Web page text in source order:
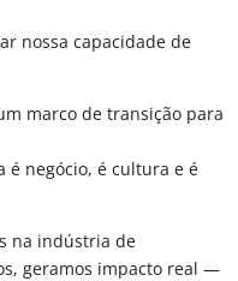
nossa capacidade de
marco de transição para
é negócio, é cultura e é
na indústria de
geramos impacto real —